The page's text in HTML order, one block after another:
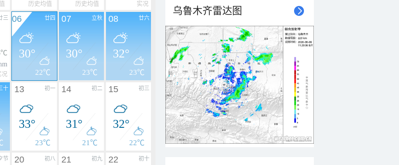
历史均值 历史均值 实况
三
况
廿四
06
30°
22℃
立秋
07
30°
23℃
廿六
08
32°
23℃
十 初一
13
33°
23℃
初二
14
31°
21℃
初三
15
32°
22℃
节 初八
20 初九
21 初十
22
乌鲁木齐雷达图